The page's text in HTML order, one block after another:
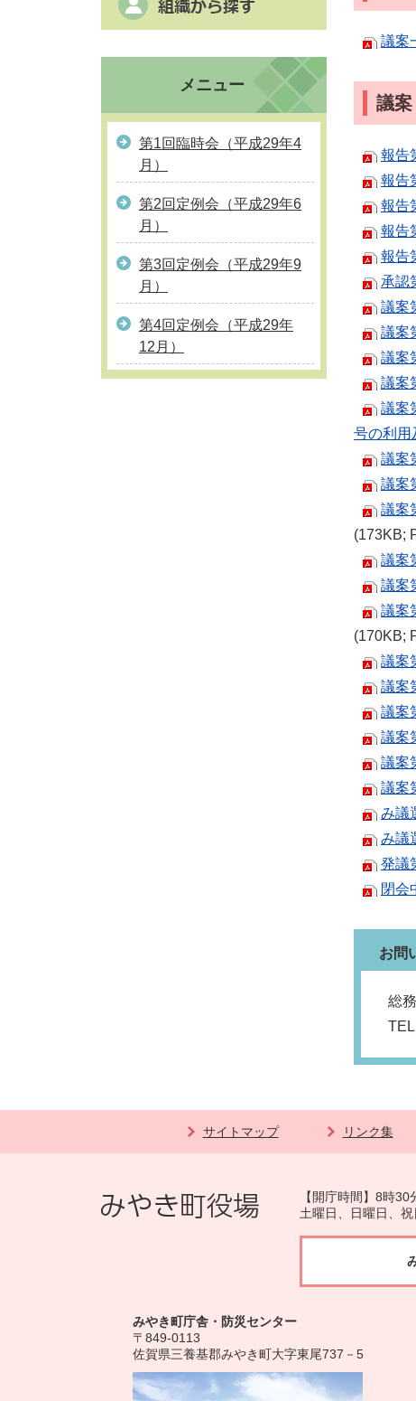
メニュー
第1回臨時会（平成29年4
月）
第2回定例会（平成29年6
月）
第3回定例会（平成29年9
月）
第4回定例会（平成29年
12月）
議案
議案
報告
報告
報告
報告
報告
承認
議案
議案
議案
議案
議案
号の利用
議案
議案
議案
(173KB;
議案
議案
議案
(170KB;
議案
議案
議案
議案
議案
議案
み議
み議
発議
閉会
お問
総
TEL
サイトマップ リンク集
【開庁時間】8時
土曜日、日曜日、
みやき町庁舎・防災センター
〒849-0113
佐賀県三養基郡みやき町大字東尾737－5